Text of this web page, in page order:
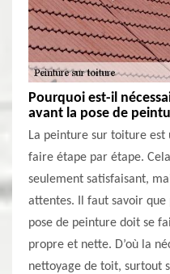
Pourquoi est-il
avant la pose de
La peinture sur toiture
faire étape par étape.
seulement satisfaisant,
attentes. Il faut savoir
pose de peinture doit se
propre et nette. D’où la
nettoyage de toit, surtout